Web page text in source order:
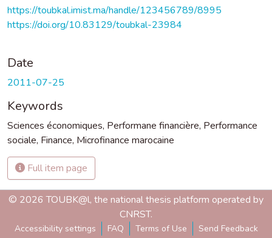
https://toubkal.imist.ma/handle/123456789/8995
https://doi.org/10.83129/toubkal-23984
Date
2011-07-25
Keywords
Sciences économiques, Performane financière, Performance
sociale, Finance, Microfinance marocaine
Full item page
© 2026 TOUBK@l, the national thesis platform operated by
CNRST.
Accessibility settings FAQ Terms of Use Send Feedback